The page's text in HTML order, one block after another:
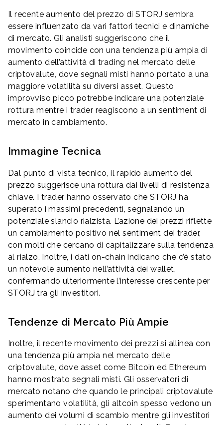
Il recente aumento del prezzo di STORJ sembra
essere influenzato da vari fattori tecnici e dinamiche
di mercato. Gli analisti suggeriscono che il
movimento coincide con una tendenza più ampia di
aumento dell’attività di trading nel mercato delle
criptovalute, dove segnali misti hanno portato a una
maggiore volatilità su diversi asset. Questo
improvviso picco potrebbe indicare una potenziale
rottura mentre i trader reagiscono a un sentiment di
mercato in cambiamento.
Immagine Tecnica
Dal punto di vista tecnico, il rapido aumento del
prezzo suggerisce una rottura dai livelli di resistenza
chiave. I trader hanno osservato che STORJ ha
superato i massimi precedenti, segnalando un
potenziale slancio rialzista. L’azione dei prezzi riflette
un cambiamento positivo nel sentiment dei trader,
con molti che cercano di capitalizzare sulla tendenza
al rialzo. Inoltre, i dati on-chain indicano che c’è stato
un notevole aumento nell’attività dei wallet,
confermando ulteriormente l’interesse crescente per
STORJ tra gli investitori.
Tendenze di Mercato Più Ampie
Inoltre, il recente movimento dei prezzi si allinea con
una tendenza più ampia nel mercato delle
criptovalute, dove asset come Bitcoin ed Ethereum
hanno mostrato segnali misti. Gli osservatori di
mercato notano che quando le principali criptovalute
sperimentano volatilità, gli altcoin spesso vedono un
aumento dei volumi di scambio mentre gli investitori